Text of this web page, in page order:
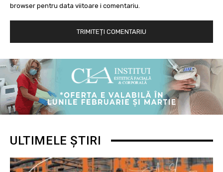
browser pentru data viitoare i comentariu.
ULTIMELE ȘTIRI